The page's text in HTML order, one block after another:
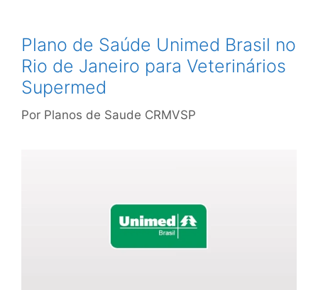
Plano de Saúde Unimed Brasil no
Rio de Janeiro para Veterinários
Supermed
Por Planos de Saude CRMVSP